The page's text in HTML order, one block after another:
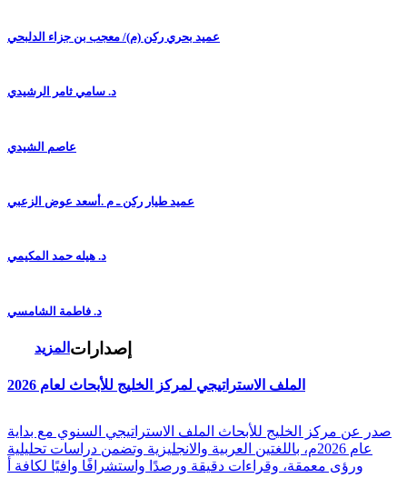
عميد بحري ركن (م)/ معجب بن جزاء الدلبحي
د. سامي ثامر الرشيدي
عاصم الشيدي
عميد طيار ركن ـ م .أسعد عوض الزعبي
د. هيله حمد المكيمي
د. فاطمة الشامسي
المزيد إصدارات
الملف الاستراتيجي لمركز الخليج للأبحاث لعام 2026
صدر عن مركز الخليج للأبحاث الملف الاستراتيجي السنوي مع بداية
عام 2026م، باللغتين العربية والانجليزية وتضمن دراسات تحليلية
ورؤى معمقة، وقراءات دقيقة ورصدًا واستشرافًا وافيًا لكافة أ